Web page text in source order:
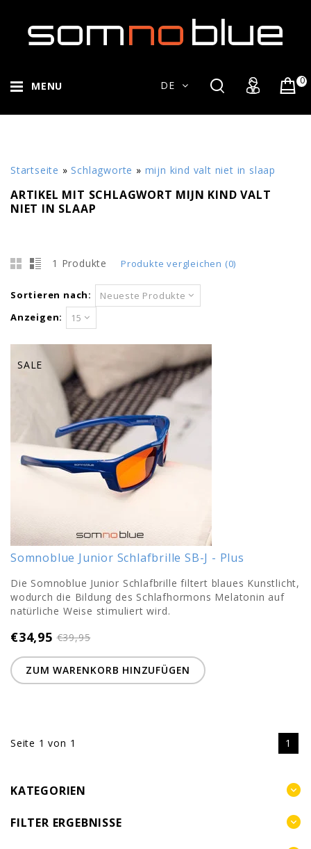
MENU 0
DE
Startseite » Schlagworte » mijn kind valt niet in slaap
ARTIKEL MIT SCHLAGWORT MIJN KIND VALT
NIET IN SLAAP
1 Produkte Produkte vergleichen (0)
Sortieren nach:
Neueste Produkte
Anzeigen:
15
SALE
Somnoblue Junior Schlafbrille SB-J - Plus
Die Somnoblue Junior Schlafbrille filtert blaues Kunstlicht,
wodurch die Bildung des Schlafhormons Melatonin auf
natürliche Weise stimuliert wird.
€34,95€39,95
ZUM WARENKORB HINZUFÜGEN
Seite 1 von 1 1
KATEGORIEN
FILTER ERGEBNISSE